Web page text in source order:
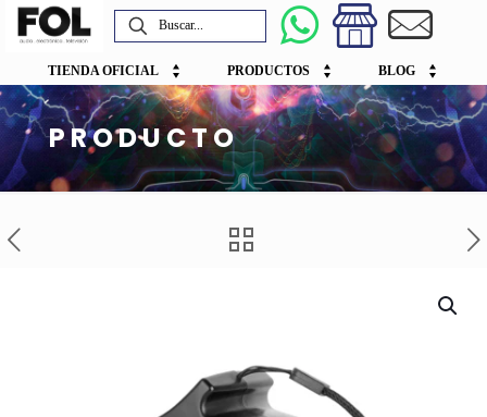
TIENDA OFICIAL PRODUCTOS BLOG
PRODUCTO